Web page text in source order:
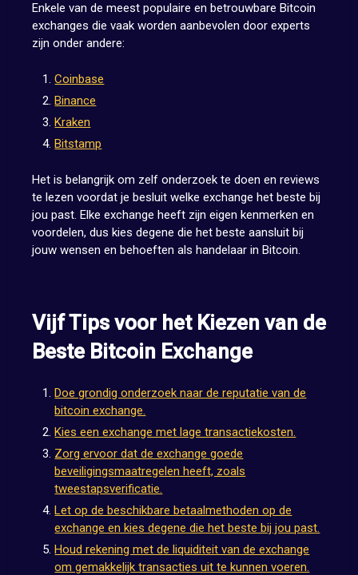
Enkele van de meest populaire en betrouwbare Bitcoin
exchanges die vaak worden aanbevolen door experts
zijn onder andere:
Coinbase
Binance
Kraken
Bitstamp
Het is belangrijk om zelf onderzoek te doen en reviews
te lezen voordat je besluit welke exchange het beste bij
jou past. Elke exchange heeft zijn eigen kenmerken en
voordelen, dus kies degene die het beste aansluit bij
jouw wensen en behoeften als handelaar in Bitcoin.
Vijf Tips voor het Kiezen van de
Beste Bitcoin Exchange
Doe grondig onderzoek naar de reputatie van de
bitcoin exchange.
Kies een exchange met lage transactiekosten.
Zorg ervoor dat de exchange goede
beveiligingsmaatregelen heeft, zoals
tweestapsverificatie.
Let op de beschikbare betaalmethoden op de
exchange en kies degene die het beste bij jou past.
Houd rekening met de liquiditeit van de exchange
om gemakkelijk transacties uit te kunnen voeren.